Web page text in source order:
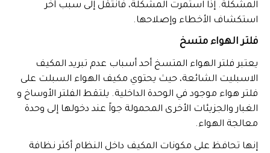
المشكلة. إذا استمرت المشكلة، فانتقل إلى سبب آخر
استكشاف الأخطاء وإصلاحها.
فلتر الهواء متسخ
يعتبر فلتر الهواء المتسخ أحد أسباب عدم تبريد المكيف
الاسبليت الشائعة، حيث يحتوي مكيف الهواء السبلت على
فلتر هواء موجود في الوحدة الداخلية. يلتقط الفلتر الأوساخ و
الغبار والجزيئات الأخرى المحمولة جواً عند دخولها إلى وحدة
معالجة الهواء.
إنها تحافظ على مكونات المكيف داخل النظام أكثر نظافة